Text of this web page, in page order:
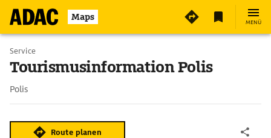
Maps MENÜ
Service
Tourismusinformation Polis
Polis
Route planen